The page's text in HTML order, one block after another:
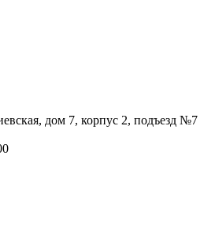
дом 7, корпус 2, подъезд №7